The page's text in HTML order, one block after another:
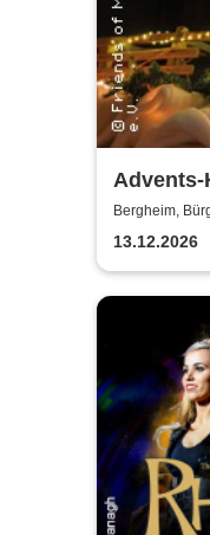
Advents-
Music
Bergheim,
13.12.2026